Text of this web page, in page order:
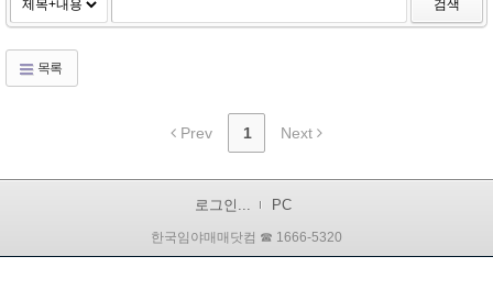
검색
목록
Prev 1 Next
로그인... PC
한국임야매매닷컴 ☎ 1666-5320